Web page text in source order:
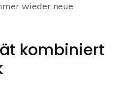
wieder neue
kombiniert